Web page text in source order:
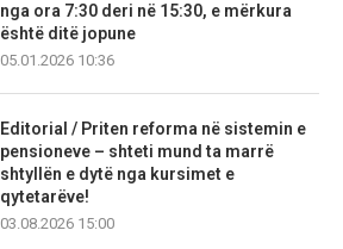
nga ora 7:30 deri në 15:30, e mërkura
është ditë jopune
05.01.2026 10:36
Editorial / Priten reforma në sistemin e
pensioneve – shteti mund ta marrë
shtyllën e dytë nga kursimet e
qytetarëve!
03.08.2026 15:00